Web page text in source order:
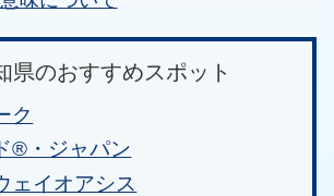
県のおすすめスポット
ク
®・ジャパン
ェイオアシス